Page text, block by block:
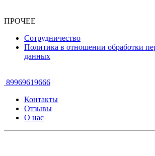
ПРОЧЕЕ
Сотрудничество
Политика в отношении обработки
данных
89969619666
Контакты
Отзывы
О нас